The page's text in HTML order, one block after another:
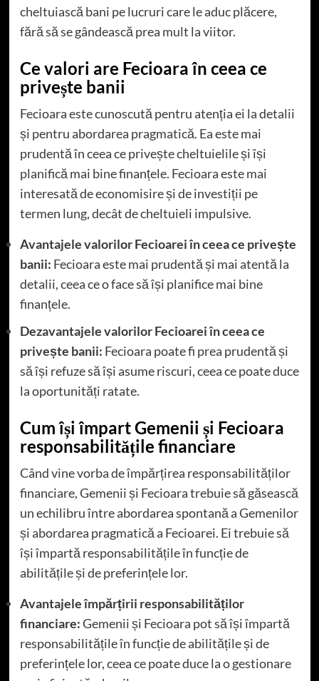
cheltuiască bani pe lucruri care le aduc plăcere,
fără să se gândească prea mult la viitor.
Ce valori are Fecioara în ceea ce
privește banii
Fecioara este cunoscută pentru atenția ei la detalii
și pentru abordarea pragmatică. Ea este mai
prudentă în ceea ce privește cheltuielile și își
planifică mai bine finanțele. Fecioara este mai
interesată de economisire și de investiții pe
termen lung, decât de cheltuieli impulsive.
Avantajele valorilor Fecioarei în ceea ce privește
banii: Fecioara este mai prudentă și mai atentă la
detalii, ceea ce o face să își planifice mai bine
finanțele.
Dezavantajele valorilor Fecioarei în ceea ce
privește banii: Fecioara poate fi prea prudentă și
să își refuze să își asume riscuri, ceea ce poate duce
la oportunități ratate.
Cum își împart Gemenii și Fecioara
responsabilitățile financiare
Când vine vorba de împărțirea responsabilităților
financiare, Gemenii și Fecioara trebuie să găsească
un echilibru între abordarea spontană a Gemenilor
și abordarea pragmatică a Fecioarei. Ei trebuie să
își împartă responsabilitățile în funcție de
abilitățile și de preferințele lor.
Avantajele împărțirii responsabilităților
financiare:Gemenii și Fecioara pot să își împartă
responsabilitățile în funcție de abilitățile și de
preferințele lor, ceea ce poate duce la o gestionare